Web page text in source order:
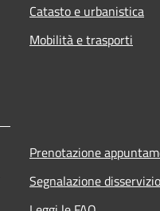
Catasto e urbanistica
Mobilità e trasporti
Prenotazione
Segnalazione disservizio